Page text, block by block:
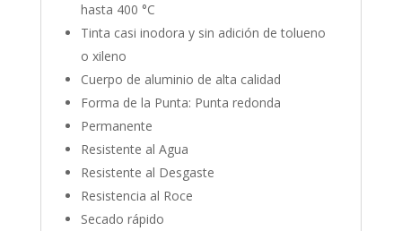
hasta 400 °C
Tinta casi inodora y sin adición de tolueno
o xileno
Cuerpo de aluminio de alta calidad
Forma de la Punta: Punta redonda
Permanente
Resistente al Agua
Resistente al Desgaste
Resistencia al Roce
Secado rápido